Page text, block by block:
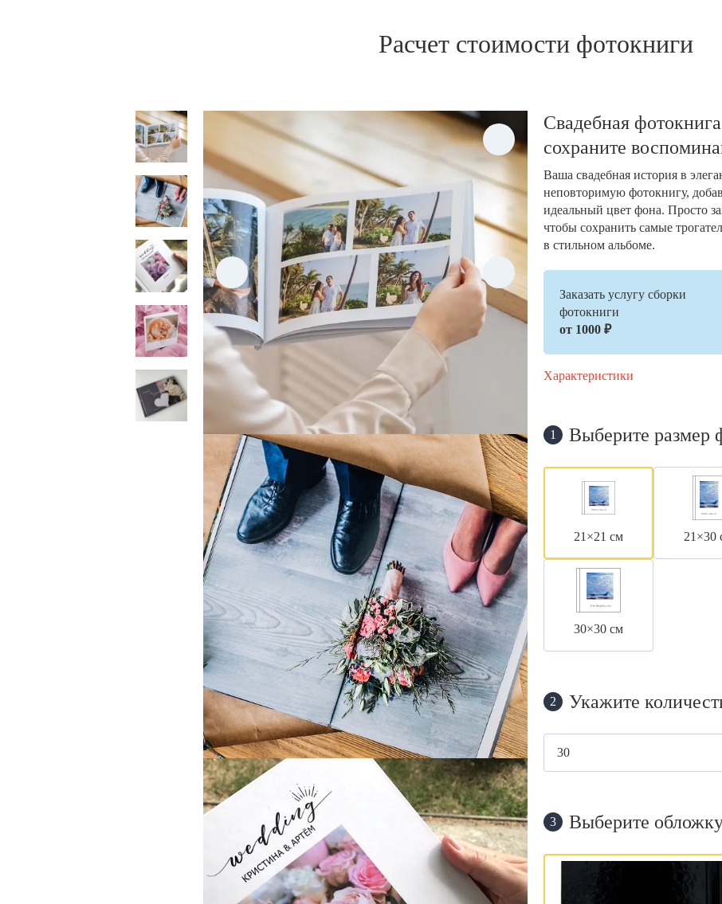
Расчет стоимости фотокниги
Свадебная
сохраните
Ваша свадебная история в
неповторимую фотокнигу,
идеальный цвет фона. Просто
чтобы сохранить самые
в стильном альбоме.
Заказать услугу сборки
фотокниги
от 1000 ₽
Характеристики
1 Выберите размер
21×21 см 21×30
30×30 см
2 Укажите
3 Выберите